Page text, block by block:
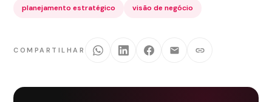
planejamento estratégico visão de negócio
COMPARTILHAR